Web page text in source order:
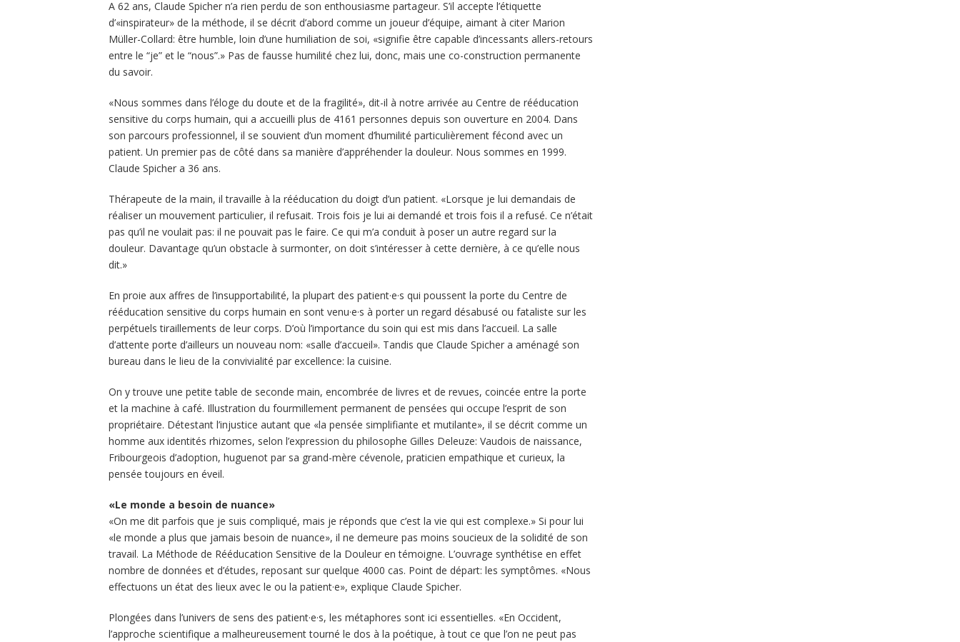
A 62 ans, Claude Spicher n’a rien perdu de son enthousiasme partageur. S’il accepte l’étiquette
d’«inspirateur» de la méthode, il se décrit d’abord comme un joueur d’équipe, aimant à citer Marion
Müller-Collard: être humble, loin d’une humiliation de soi, «signifie être capable d’incessants allers-retours
entre le “je” et le “nous”.» Pas de fausse humilité chez lui, donc, mais une co-construction permanente
du savoir.
«Nous sommes dans l’éloge du doute et de la fragilité», dit-il à notre arrivée au Centre de rééducation
sensitive du corps humain, qui a accueilli plus de 4161 personnes depuis son ouverture en 2004. Dans
son parcours professionnel, il se souvient d’un moment d’humilité particulièrement fécond avec un
patient. Un premier pas de côté dans sa manière d’appréhender la douleur. Nous sommes en 1999.
Claude Spicher a 36 ans.
Thérapeute de la main, il travaille à la rééducation du doigt d’un patient. «Lorsque je lui demandais de
réaliser un mouvement particulier, il refusait. Trois fois je lui ai demandé et trois fois il a refusé. Ce n’était
pas qu’il ne voulait pas: il ne pouvait pas le faire. Ce qui m’a conduit à poser un autre regard sur la
douleur. Davantage qu’un obstacle à surmonter, on doit s’intéresser à cette dernière, à ce qu’elle nous
dit.»
En proie aux affres de l’insupportabilité, la plupart des patient·e·s qui poussent la porte du Centre de
rééducation sensitive du corps humain en sont venu·e·s à porter un regard désabusé ou fataliste sur les
perpétuels tiraillements de leur corps. D’où l’importance du soin qui est mis dans l’accueil. La salle
d’attente porte d’ailleurs un nouveau nom: «salle d’accueil». Tandis que Claude Spicher a aménagé son
bureau dans le lieu de la convivialité par excellence: la cuisine.
On y trouve une petite table de seconde main, encombrée de livres et de revues, coincée entre la porte
et la machine à café. Illustration du fourmillement permanent de pensées qui occupe l’esprit de son
propriétaire. Détestant l’injustice autant que «la pensée simplifiante et mutilante», il se décrit comme un
homme aux identités rhizomes, selon l’expression du philosophe Gilles Deleuze: Vaudois de naissance,
Fribourgeois d’adoption, huguenot par sa grand-mère cévenole, praticien empathique et curieux, la
pensée toujours en éveil.
«Le monde a besoin de nuance»
«On me dit parfois que je suis compliqué, mais je réponds que c’est la vie qui est complexe.» Si pour lui
«le monde a plus que jamais besoin de nuance», il ne demeure pas moins soucieux de la solidité de son
travail. La Méthode de Rééducation Sensitive de la Douleur en témoigne. L’ouvrage synthétise en effet
nombre de données et d’études, reposant sur quelque 4000 cas. Point de départ: les symptômes. «Nous
effectuons un état des lieux avec le ou la patient·e», explique Claude Spicher.
Plongées dans l’univers de sens des patient·e·s, les métaphores sont ici essentielles. «En Occident,
l’approche scientifique a malheureusement tourné le dos à la poétique, à tout ce que l’on ne peut pas